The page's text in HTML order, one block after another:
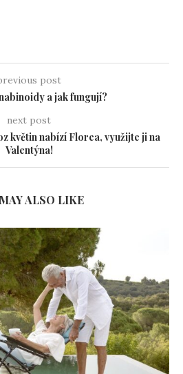
post
a jak fungují?
next post
květin nabízí Florea, využijte ji na
Valentýna!
ALSO LIKE